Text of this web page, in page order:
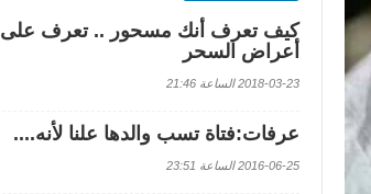
كيف تعرف أنك مسحور .. تعرف على
أعراض السحر
2018-03-23 الساعة 21:46
عرفات:فتاة تسب والدها علنا لأنه....
2016-06-25 الساعة 23:51